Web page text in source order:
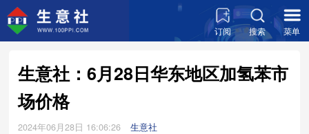
订阅 搜索 菜单
生意社：6月28日华东地区加氢苯市
场价格
2024年06月28日 16:06:26 生意社